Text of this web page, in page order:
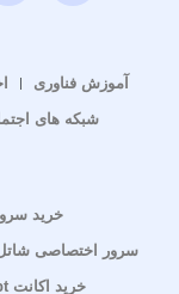
آموزش فناوری
شبکه های
خرید
سرور اختصاصی
خرید اکانت chatgpt